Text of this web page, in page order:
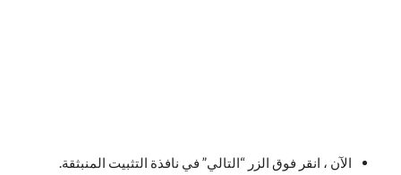
الآن ، انقر فوق الزر “التالي” في نافذة التثبيت المنبثقة.